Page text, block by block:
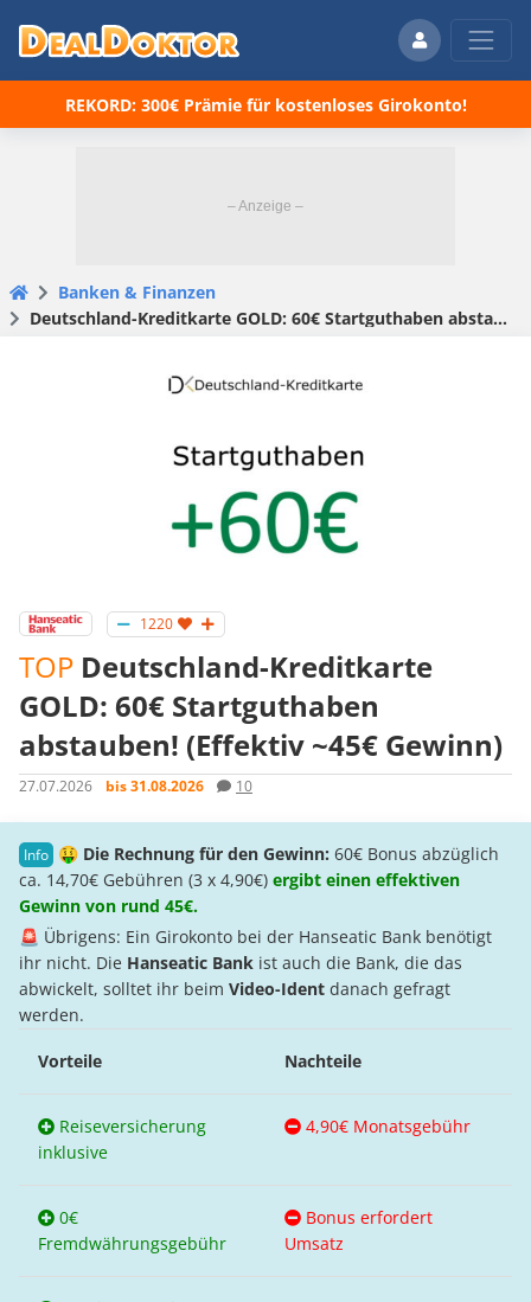
REKORD: 300€ Prämie für kostenloses Girokonto!
Banken & Finanzen
Deutschland-Kreditkarte GOLD: 60€ Startguthaben abstauben! (Effektiv ~45€ Gewinn)
1220
TOP Deutschland-Kreditkarte
GOLD: 60€ Startguthaben
abstauben! (Effektiv ~45€ Gewinn)
27.07.2026 bis 31.08.2026 10
🤑 Die Rechnung für den Gewinn: 60€ Bonus abzüglich
ca. 14,70€ Gebühren (3 x 4,90€) ergibt einen effektiven
Gewinn von rund 45€.
🚨 Übrigens: Ein Girokonto bei der Hanseatic Bank benötigt
ihr nicht. Die Hanseatic Bank ist auch die Bank, die das
abwickelt, solltet ihr beim Video-Ident danach gefragt
werden.
Vorteile Nachteile
Reiseversicherung
inklusive
4,90€ Monatsgebühr
0€
Fremdwährungsgebühr
Bonus erfordert
Umsatz